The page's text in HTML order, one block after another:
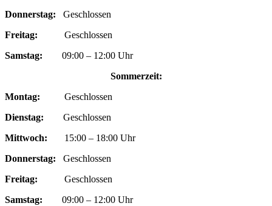
Donnerstag: Geschlossen
Freitag: Geschlossen
Samstag:
09:00 – 12:00 Uhr
Sommerzeit:
Montag: Geschlossen
Dienstag: Geschlossen
Mittwoch: 15:00 – 18:00 Uhr
Donnerstag: Geschlossen
Freitag: Geschlossen
Samstag:
09:00 – 12:00 Uhr